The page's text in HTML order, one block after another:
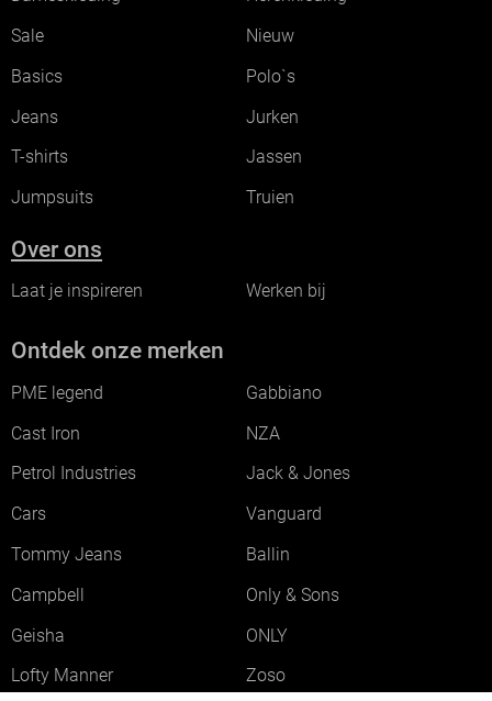
Sale
Nieuw
Basics
Polo`s
Jeans
Jurken
T-shirts
Jassen
Jumpsuits
Truien
Over ons
Laat je inspireren Werken bij
Ontdek onze merken
PME legend
Gabbiano
Cast Iron
NZA
Petrol Industries
Jack & Jones
Cars
Vanguard
Tommy Jeans
Ballin
Campbell
Only & Sons
Geisha
ONLY
Lofty Manner
Zoso